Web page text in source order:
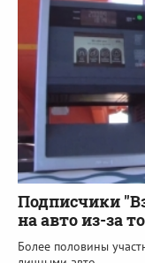
Подписчики
на авто из-за
Более половины